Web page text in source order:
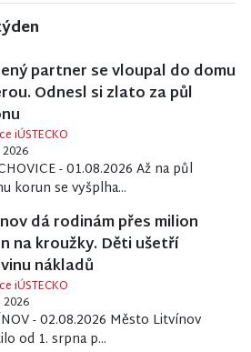
partner se vloupal do domu
Odnesl si zlato za půl
iÚSTECKO
- 01.08.2026 Až na půl
korun se vyšplha...
dá rodinám přes milion
na kroužky. Děti ušetří
nákladů
iÚSTECKO
2026
- 02.08.2026 Město Litvínov
od 1. srpna p...